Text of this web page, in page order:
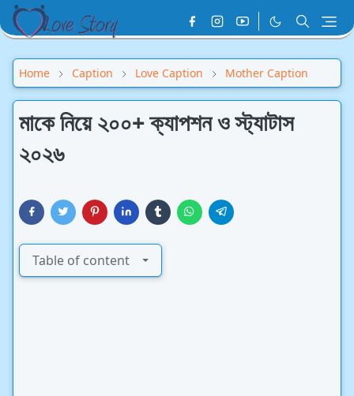
Home Caption Love Caption Mother Caption
মাকে নিয়ে ২০০+ ক্যাপশন ও স্ট্যাটাস
২০২৬
Table of content